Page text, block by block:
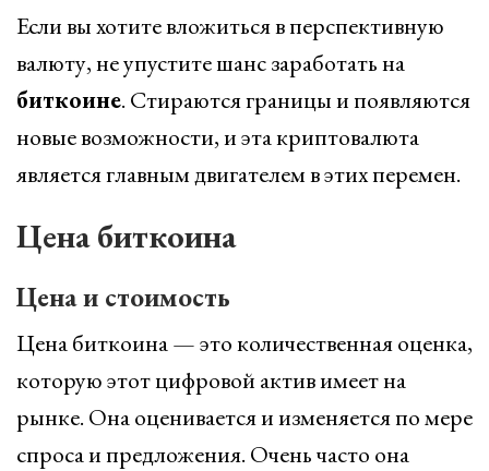
Если вы хотите вложиться в перспективную
валюту, не упустите шанс заработать на
биткоине. Стираются границы и появляются
новые возможности, и эта криптовалюта
является главным двигателем в этих перемен.
Цена биткоина
Цена и стоимость
Цена биткоина — это количественная оценка,
которую этот цифровой актив имеет на
рынке. Она оценивается и изменяется по мере
спроса и предложения. Очень часто она